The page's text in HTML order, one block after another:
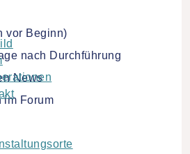
vor Beginn)
nach Durchführung
News
im Forum